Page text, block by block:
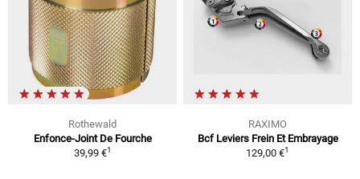
Rothewald
Enfonce-Joint De Fourche
39,99 €1
RAXIMO
Bcf Leviers Frein Et Embrayage
129,00 €1